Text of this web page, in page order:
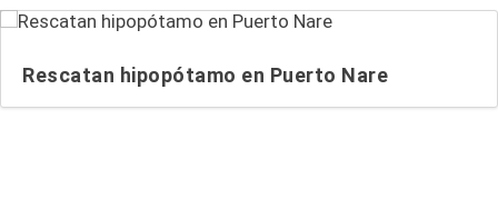
Rescatan hipopótamo en Puerto Nare